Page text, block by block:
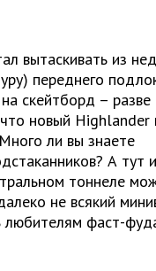
вытаскивать из
переднего
скейтборд – разве
новый Highlander
ли вы знаете
А тут
тоннеле
не всякий
любителям фаст-